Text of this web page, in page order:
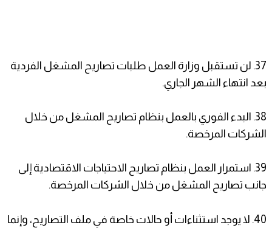
37. لن تستقبل وزارة العمل طلبات تصاريح المشغل الفردية
بعد انتهاء الشهر الجاري.
38. البدء الفوري بالعمل بنظام تصاريح المشغل من خلال
الشركات المرخصة.
39. استمرار العمل بنظام تصاريح الاحتياجات الاقتصادية إلى
جانب تصاريح المشغل من خلال الشركات المرخصة.
40. لا يوجد استثناءات أو حالات خاصة في ملف التصاريح، وإنما